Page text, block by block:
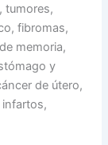
tumores,
fibromas,
memoria,
y
de útero,
infartos,